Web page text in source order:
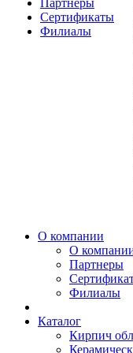
Партнеры
Сертификаты
Филиалы
О компании
О
Партнеры
Филиалы
Каталог
Кирпич